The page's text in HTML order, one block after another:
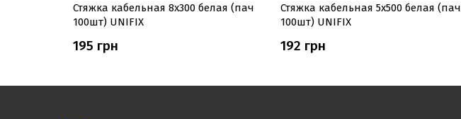
Стяжка кабельная 8х300 белая (пач
100шт) UNIFIX
195 грн
Стяжка кабельная 5х500 белая (пач
100шт) UNIFIX
192 грн